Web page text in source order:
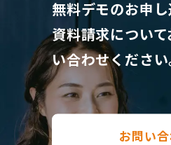
無料デモのお申し
資料請求について
い合わせください
お問い